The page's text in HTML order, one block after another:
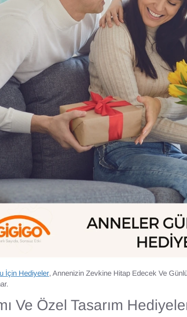
İçin Hediyeler, Annenizin Zevkine Hitap Edecek Ve
Ve Özel Tasarım